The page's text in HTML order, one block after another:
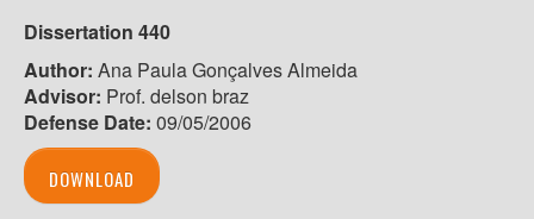
Dissertation 440
Author: Ana Paula Gonçalves Almeida
Advisor: Prof. delson braz
Defense Date: 09/05/2006
DOWNLOAD